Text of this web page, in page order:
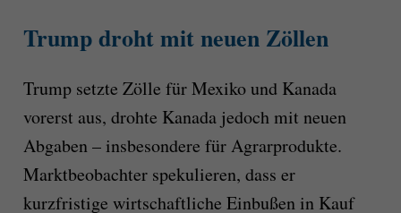
Trump droht mit neuen Zöllen
Trump setzte Zölle für Mexiko und Kanada
vorerst aus, drohte Kanada jedoch mit neuen
Abgaben – insbesondere für Agrarprodukte.
Marktbeobachter spekulieren, dass er
kurzfristige wirtschaftliche Einbußen in Kauf